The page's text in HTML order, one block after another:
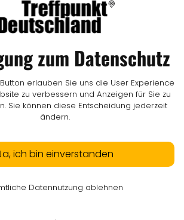
© LW Medien GmbH
zum Datenschutz
erlauben Sie uns die User Experience
zu verbessern und Anzeigen für Sie zu
Sie können diese Entscheidung jederzeit
ändern.
ich bin einverstanden
Datennutzung ablehnen